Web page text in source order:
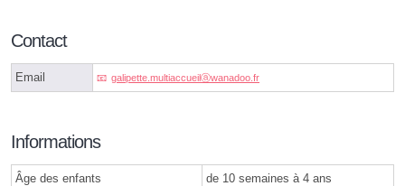
Contact
Email galipette.multiaccueilⓐwanadoo.fr
Informations
Âge des enfants de 10 semaines à 4 ans